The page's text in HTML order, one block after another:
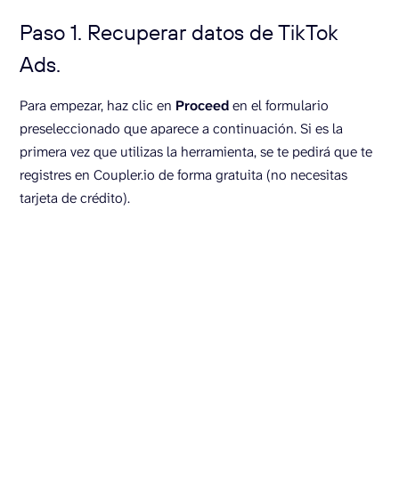
Paso 1. Recuperar datos de TikTok
Ads.
Para empezar, haz clic en Proceeden el formulario
preseleccionado que aparece a continuación. Si es la
primera vez que utilizas la herramienta, se te pedirá que te
registres en Coupler.io de forma gratuita (no necesitas
tarjeta de crédito).